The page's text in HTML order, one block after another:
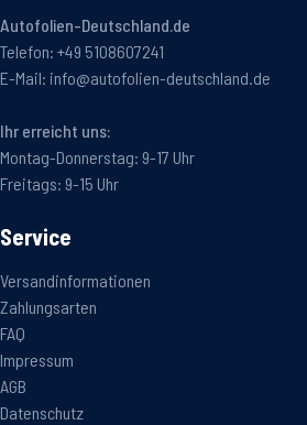
Autofolien-Deutschland.de
Telefon: +49 5108607241
E-Mail: info@autofolien-deutschland.de
Ihr erreicht uns:
Montag-Donnerstag: 9-17 Uhr
Freitags: 9-15 Uhr
Service
Versandinformationen
Zahlungsarten
FAQ
Impressum
AGB
Datenschutz